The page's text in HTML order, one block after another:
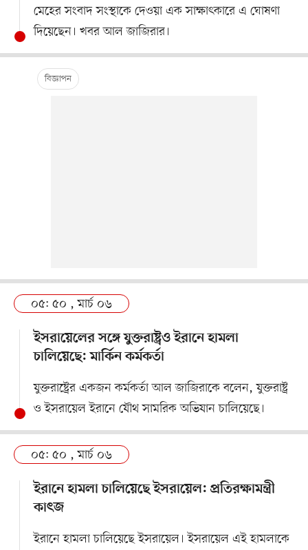
মেহের সংবাদ সংস্থাকে দেওয়া এক সাক্ষাৎকারে এ ঘোষণা
দিয়েছেন। খবর আল জাজিরার।
০৫: ৫০ , মার্চ ০৬
ইসরায়েলের সঙ্গে যুক্তরাষ্ট্রও ইরানে হামলা
চালিয়েছে: মার্কিন কর্মকর্তা
যুক্তরাষ্ট্রের একজন কর্মকর্তা আল জাজিরাকে বলেন, যুক্তরাষ্ট্র
ও ইসরায়েল ইরানে যৌথ সামরিক অভিযান চালিয়েছে।
০৫: ৫০ , মার্চ ০৬
ইরানে হামলা চালিয়েছে ইসরায়েল: প্রতিরক্ষামন্ত্রী
কাৎজ
ইরানে হামলা চালিয়েছে ইসরায়েল। ইসরায়েল এই হামলাকে